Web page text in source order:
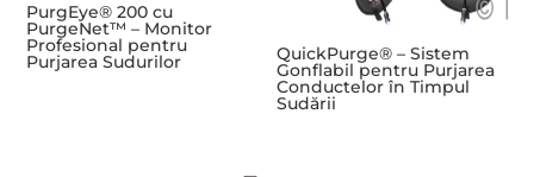
PurgEye® 200 cu
PurgeNet™ – Monitor
Profesional pentru
Purjarea Sudurilor QuickPurge® – Sistem
Gonflabil pentru Purjarea
Conductelor în Timpul
Sudării